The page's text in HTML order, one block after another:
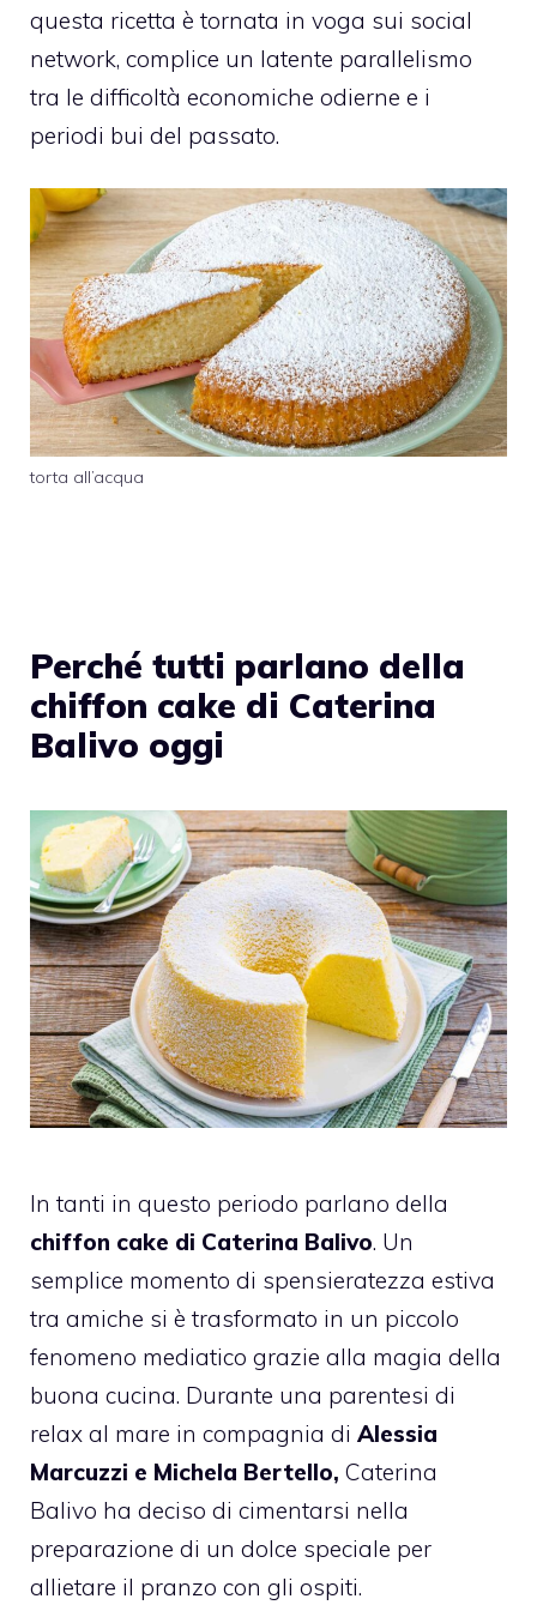
questa ricetta è tornata in voga sui social
network, complice un latente parallelismo
tra le difficoltà economiche odierne e i
periodi bui del passato.
torta all’acqua
Perché tutti parlano della
chiffon cake di Caterina
Balivo oggi
In tanti in questo periodo parlano della
chiffon cake di Caterina Balivo. Un
semplice momento di spensieratezza estiva
tra amiche si è trasformato in un piccolo
fenomeno mediatico grazie alla magia della
buona cucina. Durante una parentesi di
relax al mare in compagnia di Alessia
Marcuzzi e Michela Bertello, Caterina
Balivo ha deciso di cimentarsi nella
preparazione di un dolce speciale per
allietare il pranzo con gli ospiti.